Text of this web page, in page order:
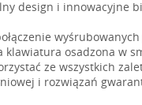
design i innowacyjne
osadzona w
ze wszystkich
i rozwiązań